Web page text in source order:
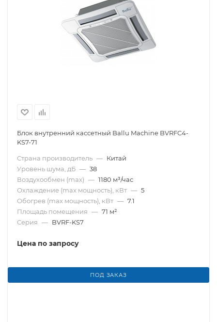
Блок внутренний кассетный Ballu Machine BVRFC4-
KS7-71
Страна производитель — Китай
Уровень шума, дБ — 38
Воздухообмен (max) — 1180 м³/час
Охлаждение (max мощность), кВт — 5
Обогрев (max мощность), кВт — 7.1
Площадь помещения — 71 м²
Серия — BVRF-KS7
Цена по запросу
ПОД ЗАКАЗ